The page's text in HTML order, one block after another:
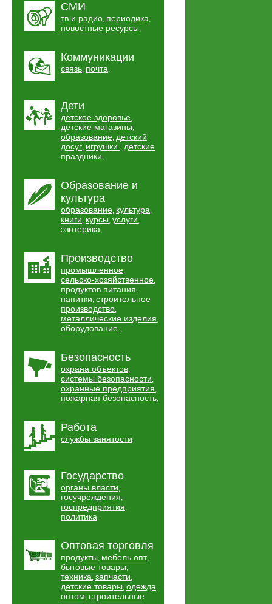
СМИ
тв и радио, периодика,
новостные ресурсы,
Коммуникации
связь, почта,
Дети
детское здоровье,
детские магазины,
образование, детский
досуг, игрушки , детские
праздники,
Образование и
культура
образование, культура,
книги, курсы, услуги,
эзотерика,
Производство
промышленное,
сельско-хозяйственное,
продуктов питания,
напитки, строительное
производство,
металлические изделия,
оборудование ,
Безопасность
охрана объектов,
системы безопасности,
охранные предприятия,
пожарная безопасность,
Работа
службы занятости
Государство
органы власти,
госучреждения,
госпредприятия,
политика,
Оптовая торговля
продукты, мебель опт,
бытовые товары,
техника, запчасти,
детские товары, одежда
оптом, строительные